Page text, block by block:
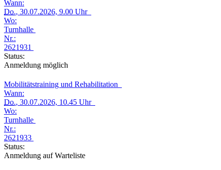
Wann:
Do., 30.07.2026, 9.00 Uhr
Wo:
Turnhalle
Nr.:
2621931
Status:
Anmeldung möglich
Mobilitätstraining und Rehabilitation
Wann:
Do., 30.07.2026, 10.45 Uhr
Wo:
Turnhalle
Nr.:
2621933
Status:
Anmeldung auf Warteliste